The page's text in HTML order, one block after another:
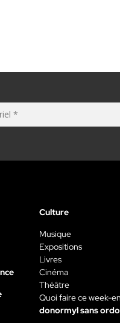
Culture
Musique
Expositions
Livres
Cinéma
Théâtre
Quoi faire ce week-
donormyl sans